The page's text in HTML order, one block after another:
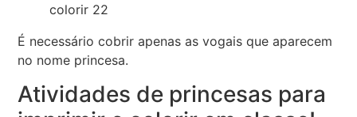
colorir 22
É necessário cobrir apenas as vogais que aparecem
no nome princesa.
Atividades de princesas para